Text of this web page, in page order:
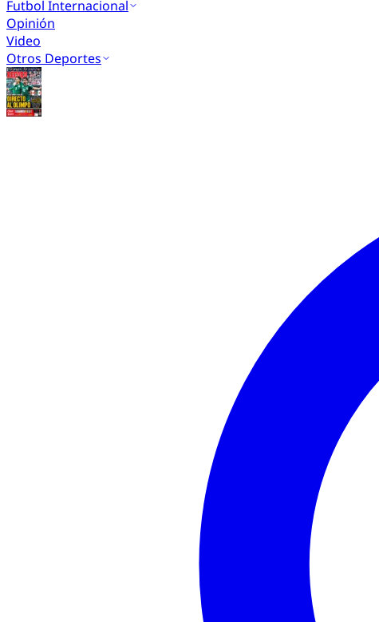
Futbol Internacional
Opinión
Video
Otros Deportes